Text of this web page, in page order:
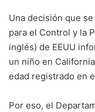
Una decisión que
para el Control y la
inglés) de EEUU
un niño en
edad registrado en
Por eso, el